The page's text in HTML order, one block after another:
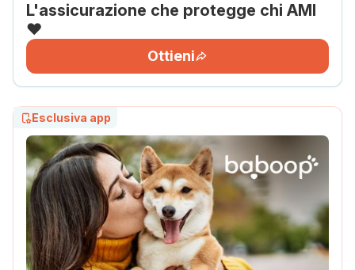
L'assicurazione che protegge chi AMI
❤️
Ottieni
Esclusiva app